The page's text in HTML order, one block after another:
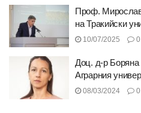
Проф. Мирослав
на Тракийски
10/07/2025 0
Доц. д-р
Аграрния
08/03/2024 0